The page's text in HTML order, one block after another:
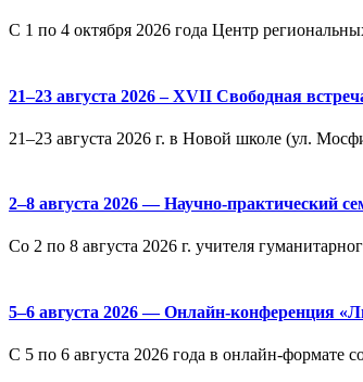
С 1 по 4 октября 2026 года Центр
21–23 августа 2026 – XVII Свободная
21–23 августа 2026 г. в Новой школе (ул.
2–8 августа 2026 — Научно-практический
Со 2 по 8 августа 2026 г. учителя
5–6 августа 2026 — Онлайн-конференция
С 5 по 6 августа 2026 года в онлайн-формате